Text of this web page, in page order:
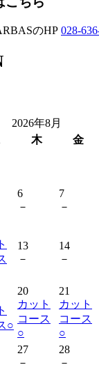
028-
2026年8月
木 金
6
－
7
－
13
－
14
－
○
20
カット
コース
○
21
カット
コース
○
27
－
28
－